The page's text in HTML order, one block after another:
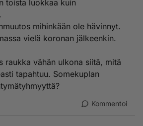
toista luokkaa kuin
mihinkään ole hävinnyt.
vielä koronan jälkeenkin.
raukka vähän ulkona siitä, mitä
tapahtuu. Somekuplan
Kommentoi